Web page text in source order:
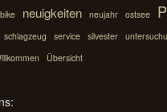
neuigkeiten neujahr ostsee
schlagzeug service silvester
Übersicht